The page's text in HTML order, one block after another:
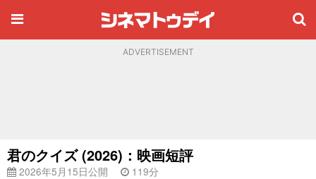
ADVERTISEMENT
君のクイズ (2026)：映画短評
2026年5月15日公開 119分